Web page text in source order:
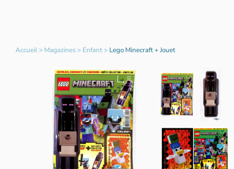
Accueil> Magazines> Enfant> Lego Minecraft + Jouet